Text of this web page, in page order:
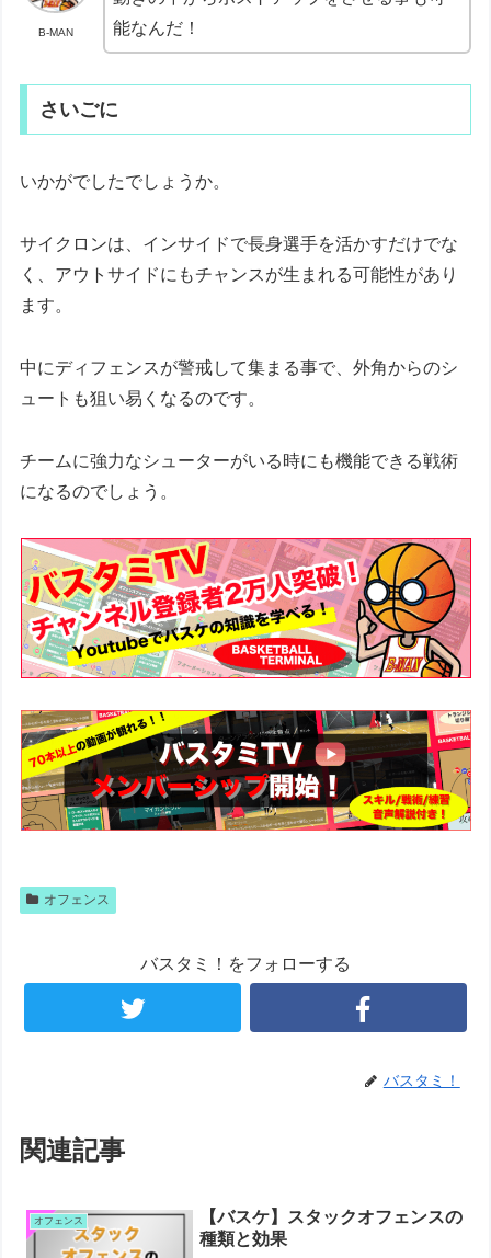
B-MAN
能なんだ！
さいごに
いかがでしたでしょうか。
サイクロンは、インサイドで長身選手を活かすだけでな
く、アウトサイドにもチャンスが生まれる可能性があり
ます。
中にディフェンスが警戒して集まる事で、外角からのシ
ュートも狙い易くなるのです。
チームに強力なシューターがいる時にも機能できる戦術
になるのでしょう。
オフェンス
バスタミ！をフォローする
バスタミ！
関連記事
オフェンス
【バスケ】スタックオフェンスの
種類と効果